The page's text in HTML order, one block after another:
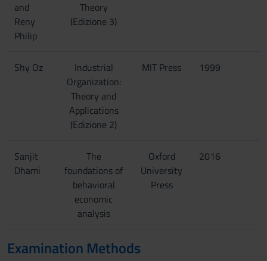
and
Reny
Philip
Theory
(Edizione 3)
Shy Oz
Industrial
Organization:
Theory and
Applications
(Edizione 2)
MIT Press 1999
Sanjit
Dhami
The
foundations of
behavioral
economic
analysis
Oxford
University
Press
2016
Examination Methods